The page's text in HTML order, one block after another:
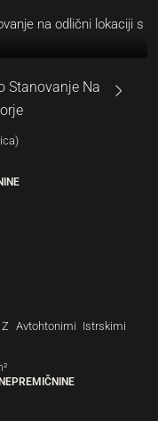
Stanovanje Na
Avtohtonimi Istrskimi